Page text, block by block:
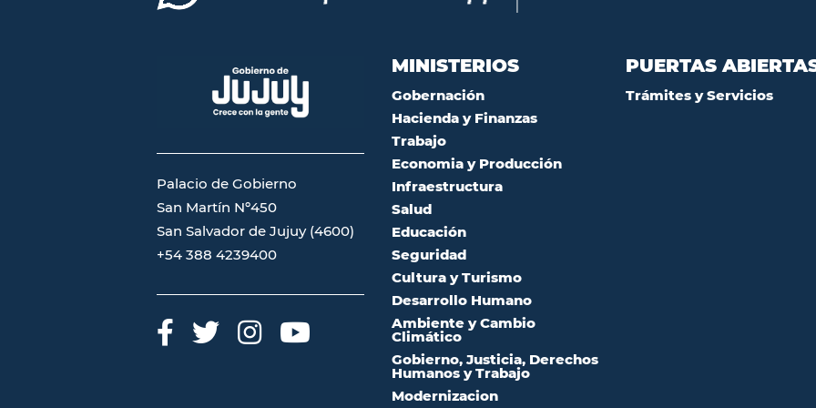
Palacio de Gobierno
San Martín Nº450
San Salvador de Jujuy (4600)
+54 388 4239400
MINISTERIOS
Gobernación
Hacienda y Finanzas
Trabajo
Economia y Producción
Infraestructura
Salud
Educación
Seguridad
Cultura y Turismo
Desarrollo Humano
Ambiente y Cambio
Climático
Gobierno, Justicia, Derechos
Humanos y Trabajo
Modernizacion
PUERTAS
Trámites y Servicios